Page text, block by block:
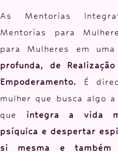
As Mentorias
Mentorias para
para Mulheres em uma
profunda, de
Empoderamento. É
mulher que busca algo
que
integra a vida
psíquica e despertar
si mesma e também